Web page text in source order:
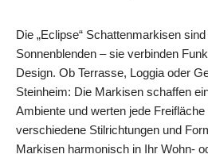
Die „Eclipse“ Schattenmarkisen
Sonnenblenden – sie verbinden
Design. Ob Terrasse, Loggia oder
Steinheim: Die Markisen schaffen
Ambiente und werten jede
verschiedene Stilrichtungen und
Markisen harmonisch in Ihr Wohn-